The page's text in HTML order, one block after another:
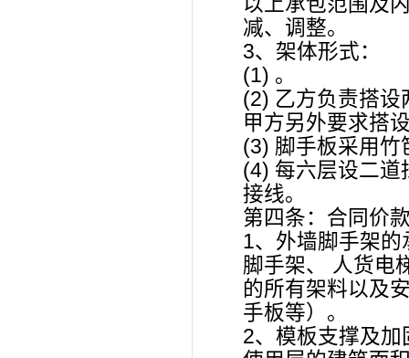
减、调整。
3、架体形式：
(1) 。
(2) 乙方负责搭设
甲方另外要求搭
(3) 脚手板采用竹
(4) 每六层设二道
接线。
第四条：合同价
1、外墙脚手架
脚手架、 人货电
的所有架料以及
手板等）。
2、模板支撑及